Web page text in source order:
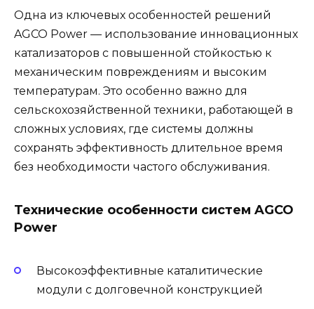
Одна из ключевых особенностей решений
AGCO Power — использование инновационных
катализаторов с повышенной стойкостью к
механическим повреждениям и высоким
температурам. Это особенно важно для
сельскохозяйственной техники, работающей в
сложных условиях, где системы должны
сохранять эффективность длительное время
без необходимости частого обслуживания.
Технические особенности систем AGCO
Power
Высокоэффективные каталитические
модули с долговечной конструкцией